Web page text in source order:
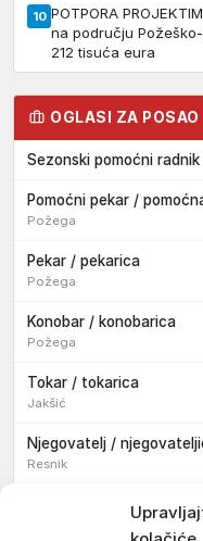
10 POTPORA
na području
212 tisuća eura
OGLASI ZA POSAO
Sezonski pomoćni
Pomoćni pekar /
Požega
Pekar / pekarica
Požega
Konobar / konobarica
Požega
Tokar / tokarica
Jakšić
Njegovatelj /
Resnik
Konobar / konobarica